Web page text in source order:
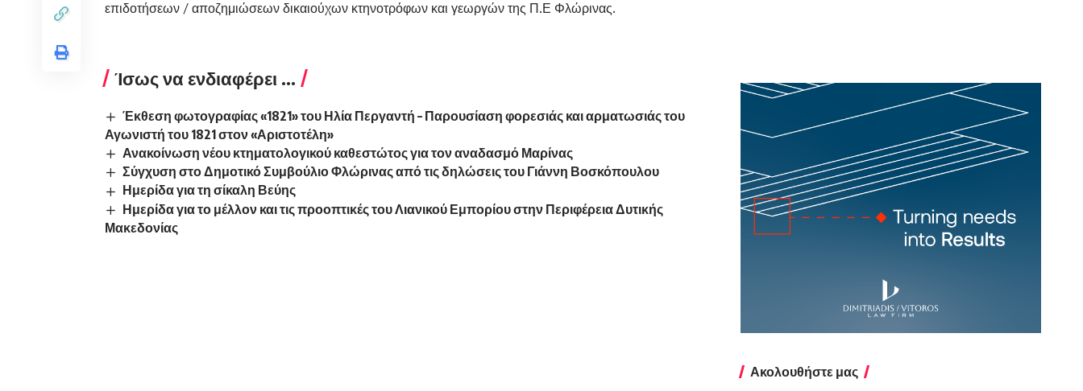
επιδοτήσεων / αποζημιώσεων δικαιούχων κτηνοτρόφων και γεωργών της Π.Ε Φλώρινας.
Ίσως να ενδιαφέρει ...
Έκθεση φωτογραφίας «1821» του Ηλία Περγαντή – Παρουσίαση φορεσιάς και αρματωσιάς του
Αγωνιστή του 1821 στον «Αριστοτέλη»
Ανακοίνωση νέου κτηματολογικού καθεστώτος για τον αναδασμό Μαρίνας
Σύγχυση στο Δημοτικό Συμβούλιο Φλώρινας από τις δηλώσεις του Γιάννη Βοσκόπουλου
Ημερίδα για τη σίκαλη Βεύης
Ημερίδα για το μέλλον και τις προοπτικές του Λιανικού Εμπορίου στην Περιφέρεια Δυτικής
Μακεδονίας
Ακολουθήστε μας